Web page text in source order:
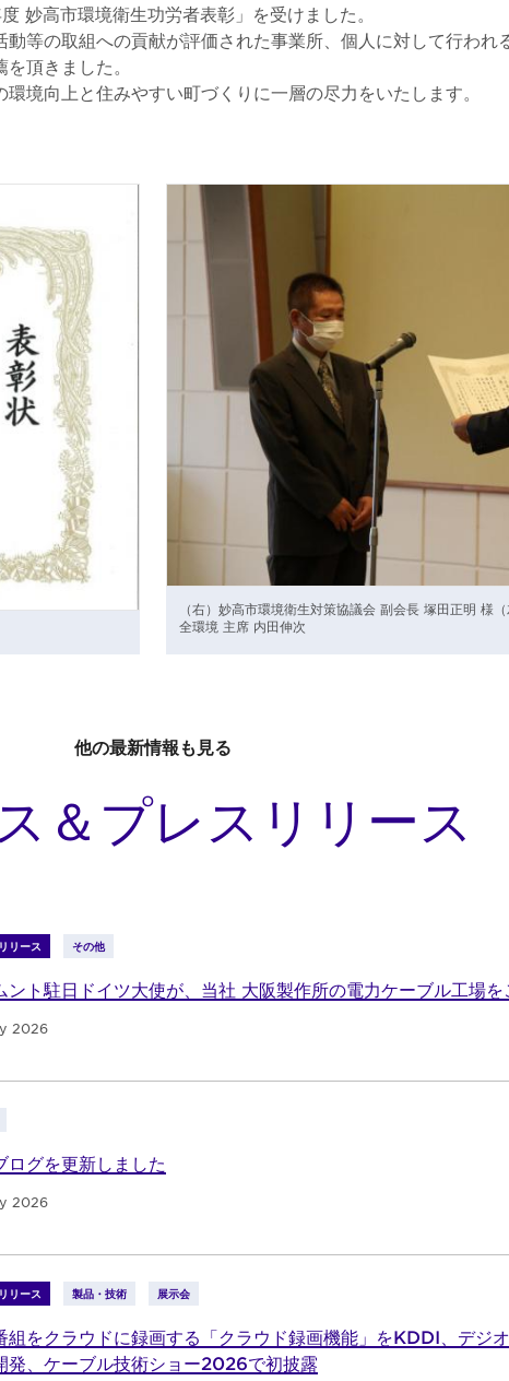
妙高市環境衛生功労者表彰」を受けました。
等の取組への貢献が評価された事業所、個人に対して行われ
頂きました。
境向上と住みやすい町づくりに一層の尽力をいたします。
（右）妙高市環境衛生対策協議会 副会長 塚田正明 様
全環境 主席 内田伸次
他の最新情報も見る
＆プレスリリース
リース その他
ント駐日ドイツ大使が、当社 大阪製作所の電力ケーブル工場を
2026
ログを更新しました
2026
リース 製品・技術 展示会
組をクラウドに録画する「クラウド録画機能」をKDDI、デジ
発、ケーブル技術ショー2026で初披露